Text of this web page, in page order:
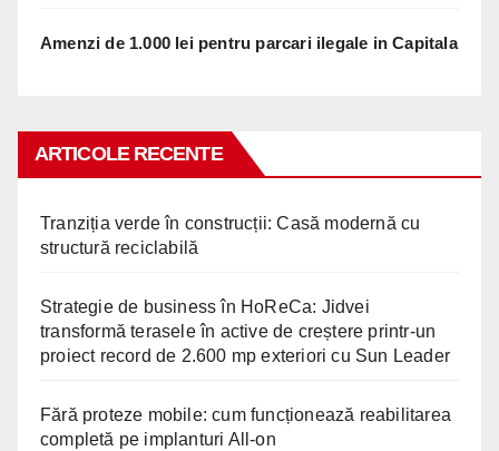
Amenzi de 1.000 lei pentru parcari ilegale in Capitala
ARTICOLE RECENTE
Tranziția verde în construcții: Casă modernă cu
structură reciclabilă
Strategie de business în HoReCa: Jidvei
transformă terasele în active de creștere printr-un
proiect record de 2.600 mp exteriori cu Sun Leader
Fără proteze mobile: cum funcționează reabilitarea
completă pe implanturi All-on